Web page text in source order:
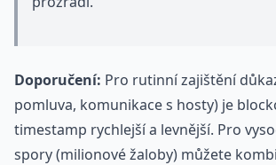
Doporučení: Pro rutinní zajištění
pomluva, komunikace s hosty) je
timestamp rychlejší a levnější. Pro
spory (milionové žaloby) můžete